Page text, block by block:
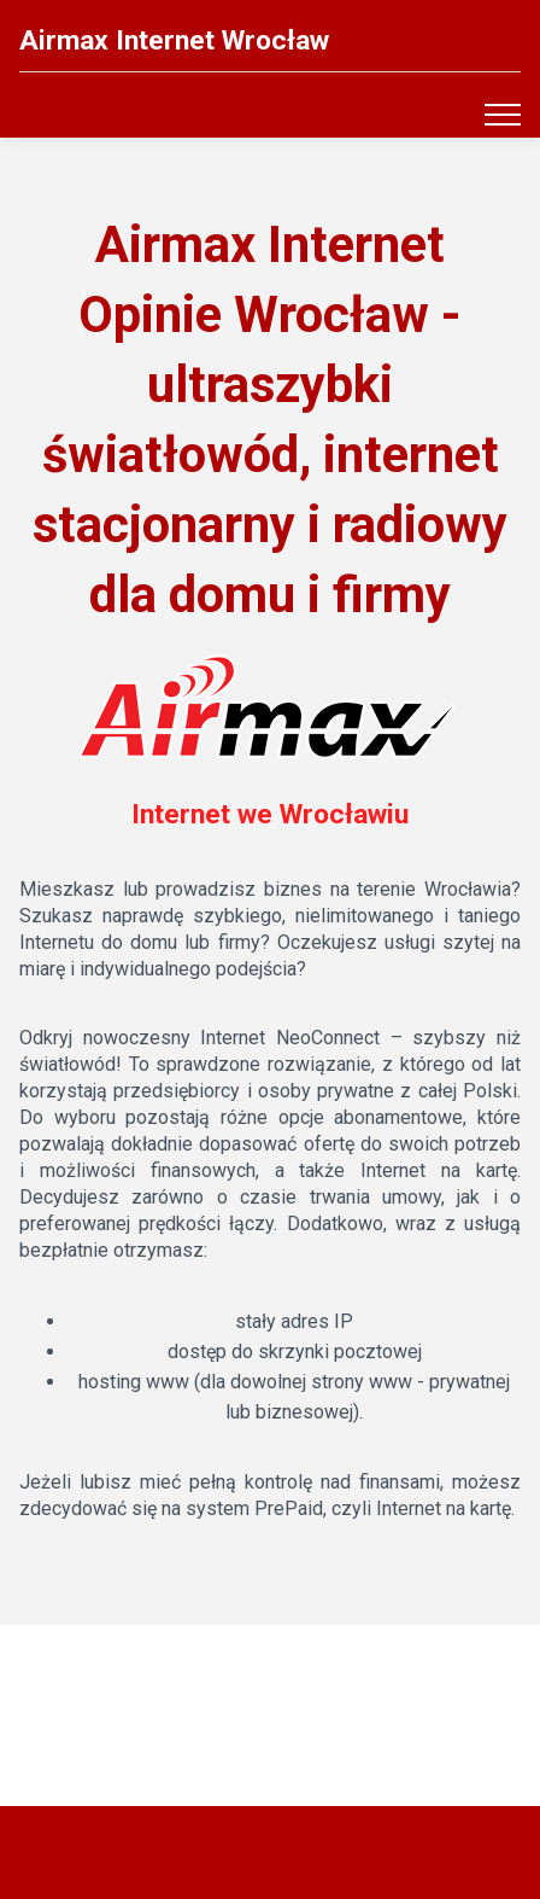
Airmax Internet Wrocław
Airmax Internet
Opinie Wrocław -
ultraszybki
światłowód, internet
stacjonarny i radiowy
dla domu i firmy
Internet we Wrocławiu
Mieszkasz lub prowadzisz biznes na terenie Wrocławia?
Szukasz naprawdę szybkiego, nielimitowanego i taniego
Internetu do domu lub firmy? Oczekujesz usługi szytej na
miarę i indywidualnego podejścia?
Odkryj nowoczesny Internet NeoConnect – szybszy niż
światłowód! To sprawdzone rozwiązanie, z którego od lat
korzystają przedsiębiorcy i osoby prywatne z całej Polski.
Do wyboru pozostają różne opcje abonamentowe, które
pozwalają dokładnie dopasować ofertę do swoich potrzeb
i możliwości finansowych, a także Internet na kartę.
Decydujesz zarówno o czasie trwania umowy, jak i o
preferowanej prędkości łączy. Dodatkowo, wraz z usługą
bezpłatnie otrzymasz:
stały adres IP
dostęp do skrzynki pocztowej
hosting www (dla dowolnej strony www - prywatnej
lub biznesowej).
Jeżeli lubisz mieć pełną kontrolę nad finansami, możesz
zdecydować się na system PrePaid, czyli Internet na kartę.